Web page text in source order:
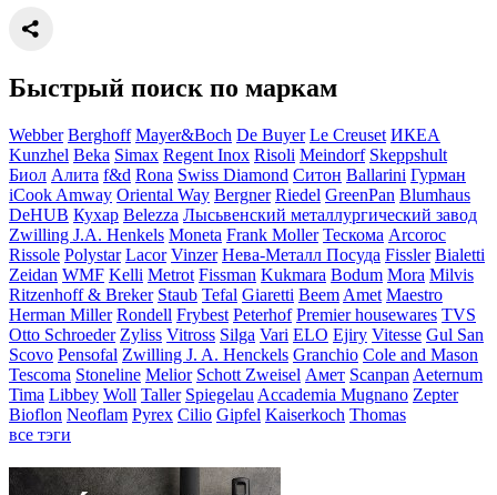
Быстрый поиск по маркам
Webber Berghoff Mayer&Boch De Buyer Le Creuset ИКЕА
Kunzhel Beka Simax Regent Inox Risoli Meindorf Skeppshult
Биол Алита f&d Rona Swiss Diamond Ситон Ballarini Гурман
iCook Amway Oriental Way Bergner Riedel GreenPan Blumhaus
DeHUB Кухар Belezza Лысьвенский металлургический завод
Zwilling J.A. Henkels Moneta Frank Moller Тескома Arcoroc
Rissole Polystar Lacor Vinzer Нева-Металл Посуда Fissler Bialetti
Zeidan WMF Kelli Metrot Fissman Kukmara Bodum Mora Milvis
Ritzenhoff & Breker Staub Tefal Giaretti Beem Amet Maestro
Herman Miller Rondell Frybest Peterhof Premier housewares TVS
Otto Schroeder Zyliss Vitross Silga Vari ELO Ejiry Vitesse Gul San
Scovo Pensofal Zwilling J. A. Henckels Granchio Cole and Mason
Tescoma Stoneline Melior Schott Zweisel Амет Scanpan Aeternum
Tima Libbey Woll Taller Spiegelau Accademia Mugnano Zepter
Bioflon Neoflam Pyrex Cilio Gipfel Kaiserkoch Thomas
все тэги